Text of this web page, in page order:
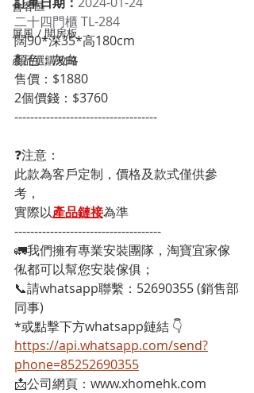
會客區
屏風 / 間房板
產品選購攻略
二十四門櫃 TL-284
闊90*深35*高180cm
顏色：灰白
售價：$1880
2個價錢：$3760
------------------------------------
❓注意：
此款為客戶定制，價格及款式僅供參
考，
實際以產品鏈接為準
-------------------------------------
🚛我們擁有專業安裝團隊，淘寶宜家傢
俬都可以幫您安裝傢俱；
📞請whatsapp聯繫：52690355 (銷售部
同事)
*或點擊下方whatsapp鏈結 👇
https://api.whatsapp.com/send?
phone=85252690355
📩公司網頁：www.xhomehk.com